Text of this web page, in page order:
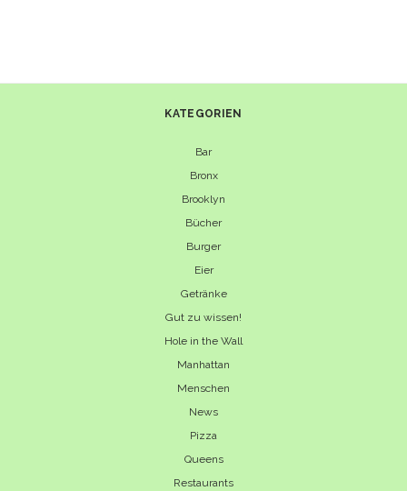
KATEGORIEN
Bar
Bronx
Brooklyn
Bücher
Burger
Eier
Getränke
Gut zu wissen!
Hole in the Wall
Manhattan
Menschen
News
Pizza
Queens
Restaurants